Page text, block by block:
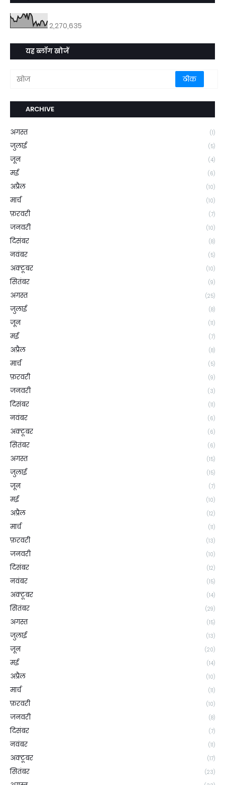
2,270,635
यह ब्लॉग खोजें
ARCHIVE
अगस्त (1)
जुलाई (5)
जून (4)
मई (6)
अप्रैल (10)
मार्च (10)
फ़रवरी (7)
जनवरी (10)
दिसंबर (8)
नवंबर (5)
अक्टूबर (10)
सितंबर (9)
अगस्त (25)
जुलाई (8)
जून (11)
मई (7)
अप्रैल (8)
मार्च (5)
फ़रवरी (9)
जनवरी (3)
दिसंबर (11)
नवंबर (6)
अक्टूबर (6)
सितंबर (6)
अगस्त (15)
जुलाई (15)
जून (7)
मई (10)
अप्रैल (12)
मार्च (11)
फ़रवरी (13)
जनवरी (10)
दिसंबर (12)
नवंबर (15)
अक्टूबर (14)
सितंबर (29)
अगस्त (15)
जुलाई (13)
जून (20)
मई (14)
अप्रैल (10)
मार्च (11)
फ़रवरी (10)
जनवरी (8)
दिसंबर (7)
नवंबर (11)
अक्टूबर (17)
सितंबर (23)